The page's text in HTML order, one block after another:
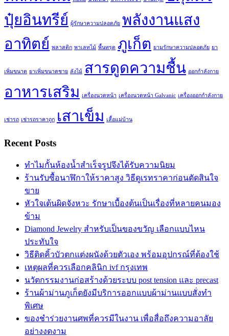
ปุ๋ยอินทรีย์ ผู้รักษาความปลอดภัย พลังงานแสง
อาทิตย์ พลาสติก พาเลทไม้ พื้นทรุด ภูเก็ต ยามรักษาความปลอดภัย ยา
เพิ่มขนาด ยาเพิ่มขนาดชาย ลังไม้ สารดูดความชื้น ออกกำลังกาย
อาหารเสริม เครื่องนวดหน้า เครื่องนวดหน้า Galvanic เครื่องออกกำลังกาย
เช่ารถ เช่ารถราคาถูก เสาเข็ม เสื้อแม่บ้าน
Recent Posts
ทำไมกั้นห้องน้ำสำเร็จรูปจึงได้รับความนิยม
ร้านรับซื้อนาฬิกาให้ราคาสูง วิธีดูเรทราคาก่อนตัดสินใจ
ขาย
หัวใจเต้นผิดจังหวะ รักษาเบื้องต้นเป็นเรื่องที่หลายคนมอง
ข้าม
Diamond Jewelry สำหรับเป็นของขวัญ เลือกแบบไหน
ประทับใจ
วิธีติดคิ้วบัวตกแต่งผนังด้วยตัวเอง พร้อมอุปกรณ์ที่ต้องใช้
เหตุผลที่ควรเลือกคลินิก ivf กรุงเทพ
นวัตกรรมงานก่อสร้างด้วยระบบ post tension และ precast
ร้านผ้าม่านภูเก็ตยังมีบริการออกแบบผ้าม่านแบบสั่งทำ
พิเศษ
ของชำร่วยงานศพที่ควรมีในงาน เพื่อสื่อถึงความอาลัย
อย่างงดงาม